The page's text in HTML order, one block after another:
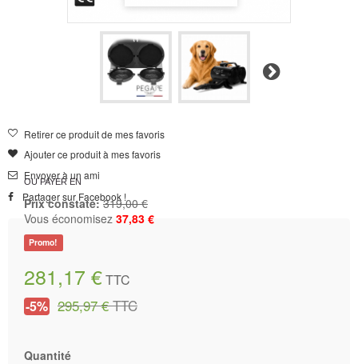
Suivant
Retirer ce produit de mes favoris
Ajouter ce produit à mes favoris
Envoyer à un ami
Partager sur Facebook !
OU PAYER EN
Prix constaté: 319,00 €
Vous économisez 37,83 €
Promo!
281,17 €TTC
-5% 295,97 €TTC
Quantité